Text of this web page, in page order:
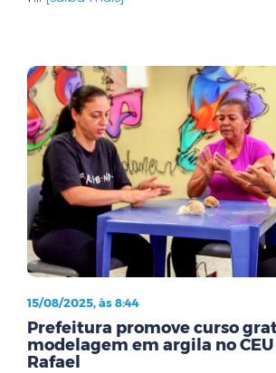
15/08/2025, às 8:44
Prefeitura promove curso
modelagem em argila no
Rafael